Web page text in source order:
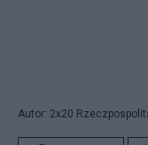
Autor: 2x20